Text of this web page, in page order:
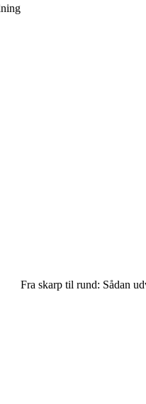
Fra skarp til rund: Sådan